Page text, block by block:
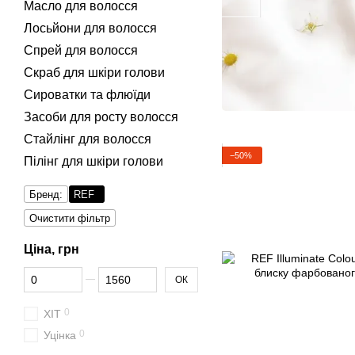
−50%
Масло для волосся
Лосьйони для волосся
Спрей для волосся
Скраб для шкіри голови
Сироватки та флюїди
Засоби для росту волосся
Стайлінг для волосся
Пілінг для шкіри голови
Бренд:
REF
Очистити фільтр
Ціна, грн
Від Ціна, грн
До Ціна, грн ОК
ХІТ 0
Уцінка 0